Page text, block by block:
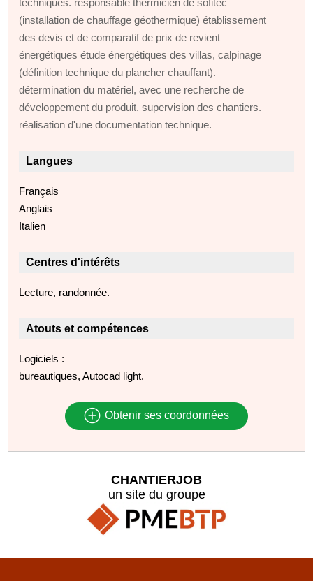
(installation de chauffage géothermique) établissement
des devis et de comparatif de prix de revient
énergétiques étude énergétiques des villas, calpinage
(définition technique du plancher chauffant).
détermination du matériel, avec une recherche de
développement du produit. supervision des chantiers.
réalisation d'une documentation technique.
Langues
Français
Anglais
Italien
Centres d'intérêts
Lecture, randonnée.
Atouts et compétences
Logiciels :
bureautiques, Autocad light.
Obtenir ses coordonnées
CHANTIERJOB
un site du groupe